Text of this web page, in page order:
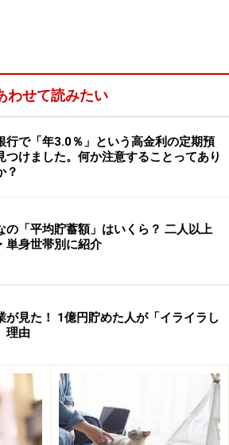
りますが、なかなか大きな節約効果
いえます。
ることは重要ですが、過度に削ろう
がありますし、電気代をケチって体
です。それよりも、もっと家計全体
かを見直した方が、より効果的だと
わせて読みたい
行で「年3.0％」という高金利の定期預
つけました。何か注意することってあり
？
の「平均貯蓄額」はいくら？ 二人以上
単身世帯別に紹介
が見た！ 1億円貯めた人が「イライラし
理由